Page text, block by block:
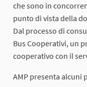
che sono in
punto di vista della
Dal processo di
Bus Cooperativi, un
cooperativo con il
AMP presenta alcuni